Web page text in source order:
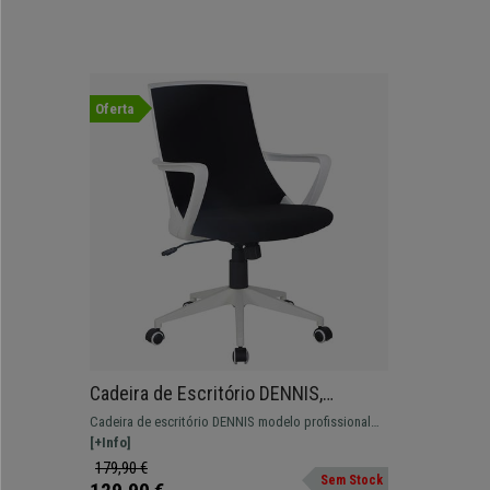
Oferta
Cadeira de Escritório DENNIS,
Acolchoado, Design Moderno, Base
Branca, Cor Preto
Cadeira de escritório DENNIS modelo profissional
com design distinto. Dê um toque diferente ao seu
escritório sem perder conforto.
[+Info]
179,90 €
Sem Stock